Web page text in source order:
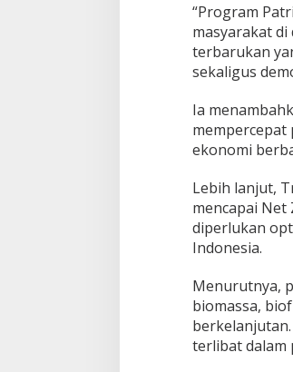
“Program
masyarakat
terbarukan
sekaligus
Ia
mempercepat
ekonomi
Lebih lanjut,
mencapai Net
diperlukan
Indonesia.
Menurutnya,
biomassa,
terlibat dalam